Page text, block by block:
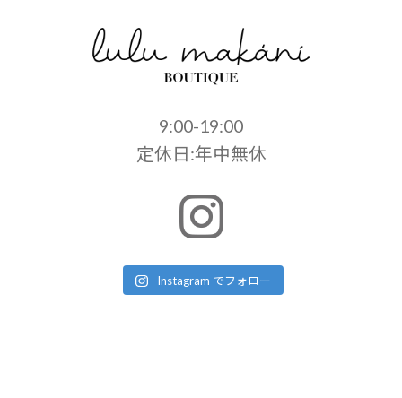
9:00-19:00
定休日:年中無休
Instagram でフォロー